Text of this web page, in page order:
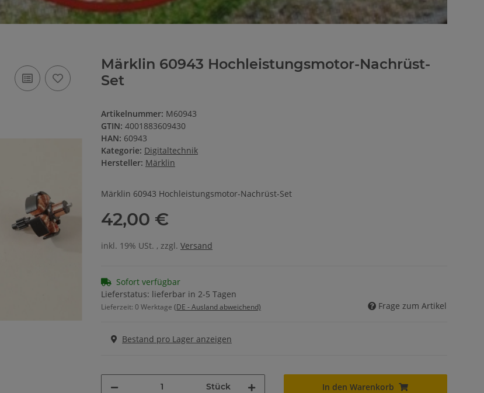
Märklin 60943 Hochleistungsmotor-Nachrüst-
Set
Artikelnummer: M60943
GTIN: 4001883609430
HAN: 60943
Kategorie: Digitaltechnik
Hersteller: Märklin
Märklin 60943 Hochleistungsmotor-Nachrüst-Set
42,00 €
inkl. 19% USt. , zzgl. Versand
Sofort verfügbar
Lieferstatus: lieferbar in 2-5 Tagen
Lieferzeit: 0 Werktage (DE - Ausland abweichend) Frage zum Artikel
Bestand pro Lager anzeigen
Stück In den Warenkorb